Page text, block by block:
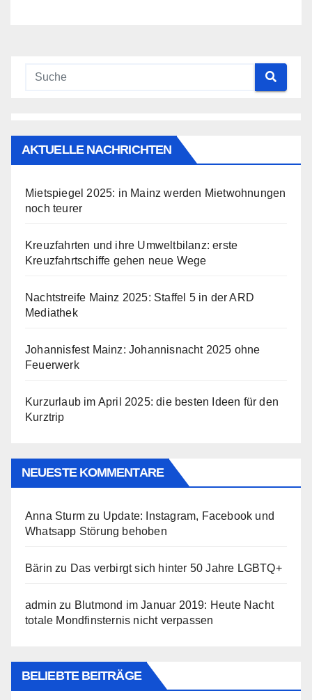
AKTUELLE NACHRICHTEN
Mietspiegel 2025: in Mainz werden Mietwohnungen
noch teurer
Kreuzfahrten und ihre Umweltbilanz: erste
Kreuzfahrtschiffe gehen neue Wege
Nachtstreife Mainz 2025: Staffel 5 in der ARD
Mediathek
Johannisfest Mainz: Johannisnacht 2025 ohne
Feuerwerk
Kurzurlaub im April 2025: die besten Ideen für den
Kurztrip
NEUESTE KOMMENTARE
Anna Sturm zu Update: Instagram, Facebook und
Whatsapp Störung behoben
Bärin zu Das verbirgt sich hinter 50 Jahre LGBTQ+
admin zu Blutmond im Januar 2019: Heute Nacht
totale Mondfinsternis nicht verpassen
BELIEBTE BEITRÄGE